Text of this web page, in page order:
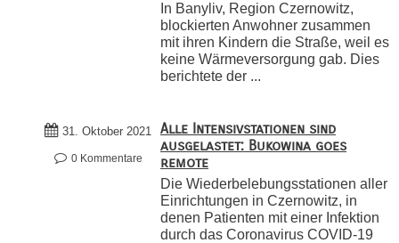
In Banyliv, Region Czernowitz,
blockierten Anwohner zusammen
mit ihren Kindern die Straße, weil es
keine Wärmeversorgung gab. Dies
berichtete der ...
31. Oktober 2021
0 Kommentare
Alle Intensivstationen sind
ausgelastet: Bukowina goes
remote
Die Wiederbelebungsstationen aller
Einrichtungen in Czernowitz, in
denen Patienten mit einer Infektion
durch das Coronavirus COVID-19